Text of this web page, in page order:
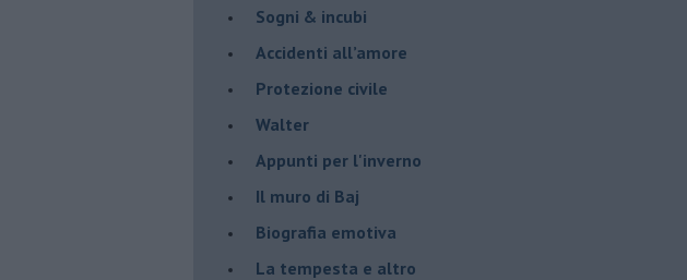
Sogni & incubi
Accidenti all’amore
Protezione civile
Walter
Appunti per l'inverno
Il muro di Baj
Biografia emotiva
La tempesta e altro